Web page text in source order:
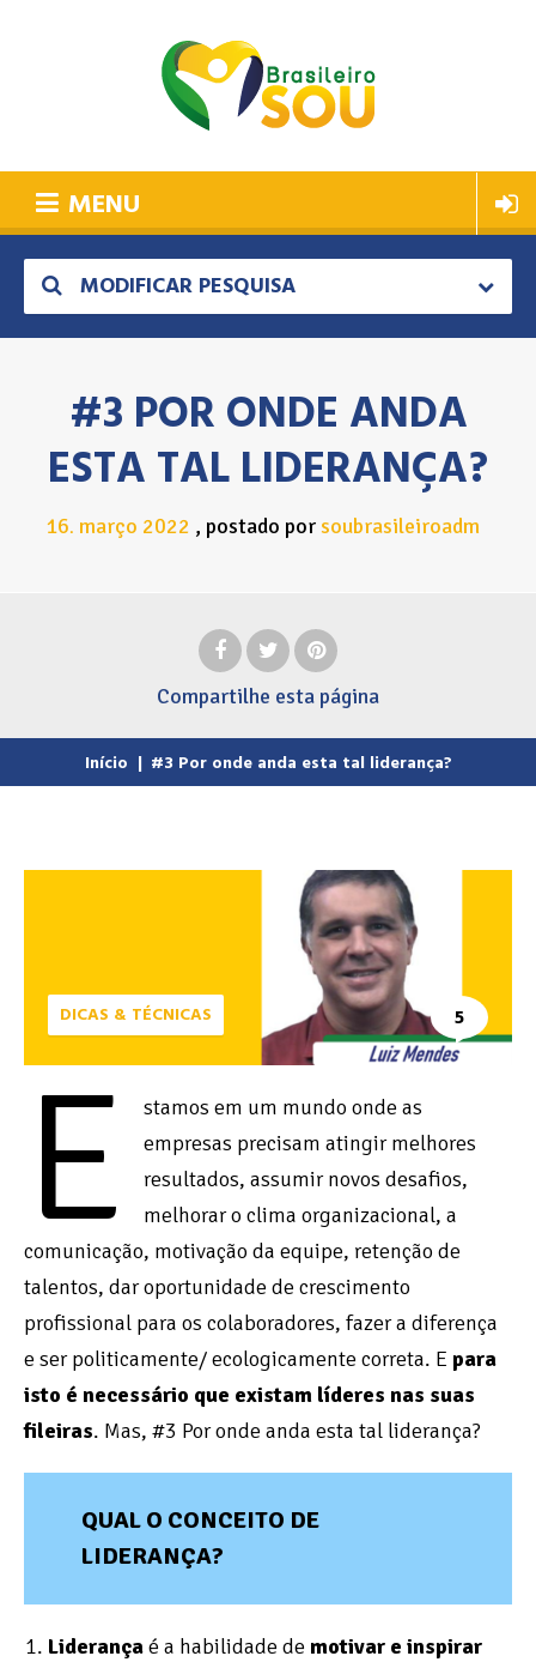
MENU
MODIFICAR PESQUISA
#3 POR ONDE ANDA
ESTA TAL LIDERANÇA?
16. março 2022 postado porsoubrasileiroadm
Compartilhe esta página
Início | #3 Por onde anda esta tal liderança?
DICAS & TÉCNICAS 5
E
stamos em um mundo onde as
empresas precisam atingir melhores
resultados, assumir novos desafios,
melhorar o clima organizacional, a
comunicação, motivação da equipe, retenção de
talentos, dar oportunidade de crescimento
profissional para os colaboradores, fazer a diferença
e ser politicamente/ ecologicamente correta. E para
isto é necessário que existam líderes nas suas
fileiras. Mas, #3 Por onde anda esta tal liderança?
QUAL O CONCEITO DE
LIDERANÇA?
Liderançaé a habilidade de motivar e inspirar